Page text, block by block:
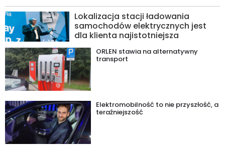
Lokalizacja stacji ładowania
samochodów elektrycznych jest
dla klienta najistotniejsza
ORLEN stawia na alternatywny
transport
Elektromobilność to nie przyszłość, a
teraźniejszość